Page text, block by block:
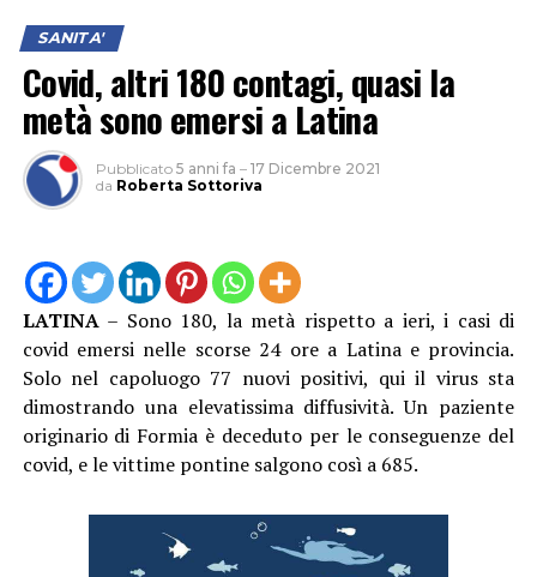
SANITA'
Covid, altri 180 contagi, quasi la
metà sono emersi a Latina
Pubblicato 5 anni fa – 17 Dicembre 2021
da Roberta Sottoriva
LATINA– Sono 180, la metà rispetto a ieri, i casi di
covid emersi nelle scorse 24 ore a Latina e provincia.
Solo nel capoluogo 77 nuovi positivi, qui il virus sta
dimostrando una elevatissima diffusività. Un paziente
originario di Formia è deceduto per le conseguenze del
covid, e le vittime pontine salgono così a 685.